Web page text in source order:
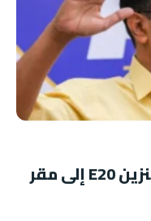
كجريوال يقود مسيرة ضد بنزين E20 إلى مقر